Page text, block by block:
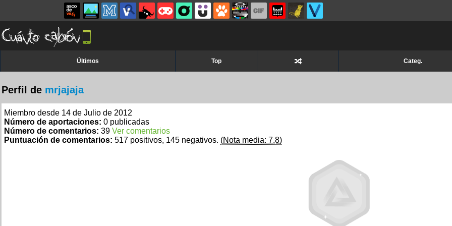
Últimos Top Categ.
Perfil de mrjajaja
Miembro desde 14 de Julio de 2012
Número de aportaciones: 0 publicadas
Número de comentarios: 39 Ver comentarios
Puntuación de comentarios: 517 positivos, 145 negativos. (Nota media: 7,8)